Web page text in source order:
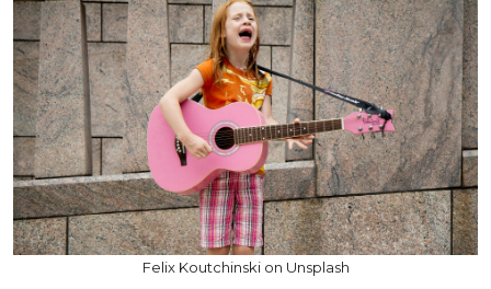
Felix Koutchinski on Unsplash